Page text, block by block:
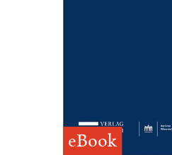
eBook